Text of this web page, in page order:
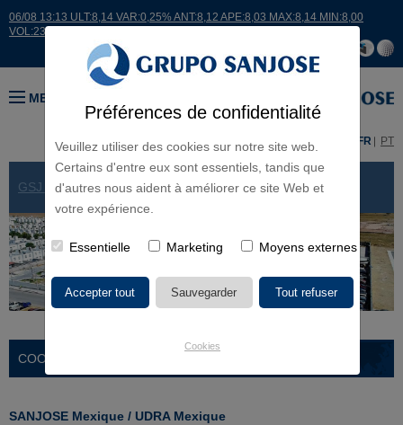
Préférences de confidentialité
Veuillez utiliser des cookies sur notre site web.
Certains d'entre eux sont essentiels, tandis que
d'autres nous aident à améliorer ce site Web et
votre expérience.
Essentielle Marketing Moyens externes
Cookies
06/08 13:13 ULT:8,14 VAR:0,25% ANT:8,12 APE:8,03 MAX:8,14 MIN:8,00
VOL:23719
MENU
ES FR PT
GSJ DANS LE MONDE> MEXIQUE
COORDONNÉES
SANJOSE Mexique / UDRA Mexique